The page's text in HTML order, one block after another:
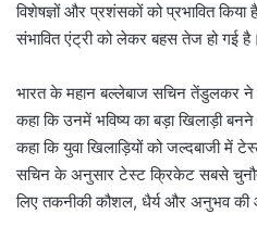
विशेषज्ञों और प्रशंसकों को प्रभावित
संभावित एंट्री को लेकर बहस तेज हो गई है।
भारत के महान बल्लेबाज सचिन तेंडुलकर ने
कहा कि उनमें भविष्य का बड़ा खिलाड़ी बनने
कहा कि युवा खिलाड़ियों को जल्दबाजी में
सचिन के अनुसार टेस्ट क्रिकेट सबसे
लिए तकनीकी कौशल, धैर्य और अनुभव की